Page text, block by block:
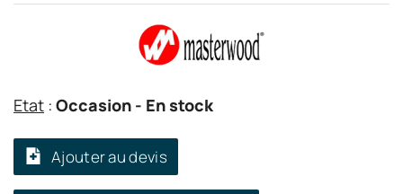
Etat : Occasion - En stock
Ajouter au devis